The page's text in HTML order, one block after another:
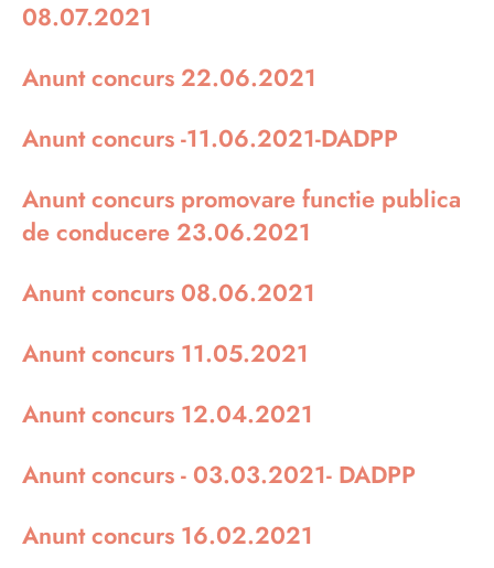
08.07.2021
Anunt concurs 22.06.2021
Anunt concurs -11.06.2021-DADPP
Anunt concurs promovare functie publica
de conducere 23.06.2021
Anunt concurs 08.06.2021
Anunt concurs 11.05.2021
Anunt concurs 12.04.2021
Anunt concurs - 03.03.2021- DADPP
Anunt concurs 16.02.2021